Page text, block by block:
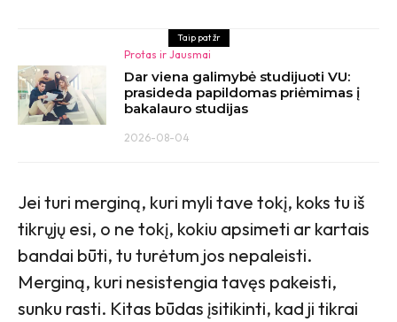
Taip pat žr
Protas ir Jausmai
Dar viena galimybė studijuoti VU:
prasideda papildomas priėmimas į
bakalauro studijas
2026-08-04
Jei turi merginą, kuri myli tave tokį, koks tu iš
tikrųjų esi, o ne tokį, kokiu apsimeti ar kartais
bandai būti, tu turėtum jos nepaleisti.
Merginą, kuri nesistengia tavęs pakeisti,
sunku rasti. Kitas būdas įsitikinti, kad ji tikrai